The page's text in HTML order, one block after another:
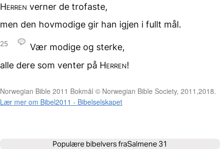
Herren verner de trofaste,
men den hovmodige gir han igjen i fullt mål.
25
Vær modige og sterke,
alle dere som venter på Herren!
Norwegian Bible 2011 Bokmål © Norwegian Bible Society, 2011,2018.
Lær mer om Bibel2011 - Bibelselskapet
Populære bibelvers fraSalmene 31